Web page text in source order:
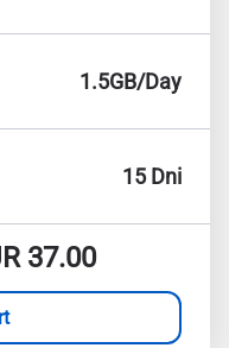
1.5GB/Day
15 Dni
37.00